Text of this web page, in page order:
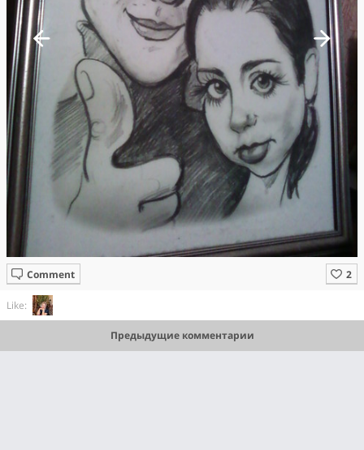
Comment
Like:
Предыдущие комментарии